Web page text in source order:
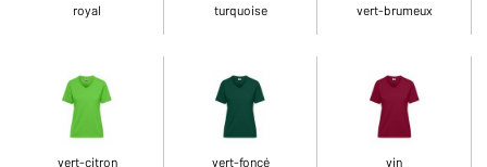
royal turquoise vert-brumeux
vert-citron vert-foncé vin